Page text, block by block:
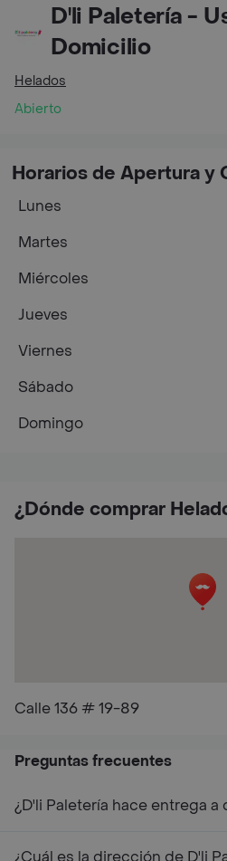
D'li Paletería -
Domicilio
Helados
Abierto
¿Dónde comprar
Calle 136 # 19-89
Horarios de Apertura y
Lunes
Martes
Miércoles
Jueves
Viernes
Sábado
Domingo
Preguntas frecuentes
¿D'li Paletería hace entrega a
¿Cuál es la dirección de D'li